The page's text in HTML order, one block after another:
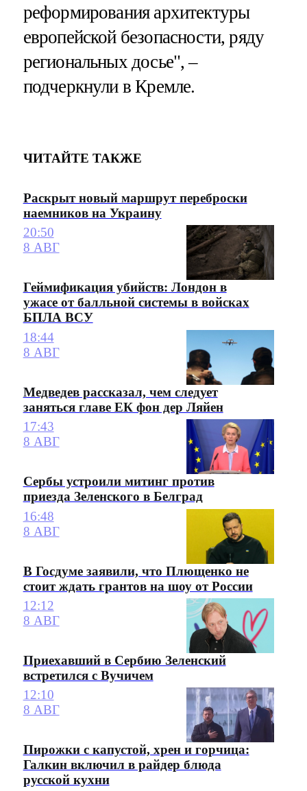
реформирования архитектуры
европейской безопасности, ряду
региональных досье", –
подчеркнули в Кремле.
ЧИТАЙТЕ ТАКЖЕ
Раскрыт новый маршрут переброски
наемников на Украину
20:50
8 АВГ
Геймификация убийств: Лондон в
ужасе от балльной системы в войсках
БПЛА ВСУ
18:44
8 АВГ
Медведев рассказал, чем следует
заняться главе ЕК фон дер Ляйен
17:43
8 АВГ
Сербы устроили митинг против
приезда Зеленского в Белград
16:48
8 АВГ
В Госдуме заявили, что Плющенко не
стоит ждать грантов на шоу от России
12:12
8 АВГ
Приехавший в Сербию Зеленский
встретился с Вучичем
12:10
8 АВГ
Пирожки с капустой, хрен и горчица:
Галкин включил в райдер блюда
русской кухни